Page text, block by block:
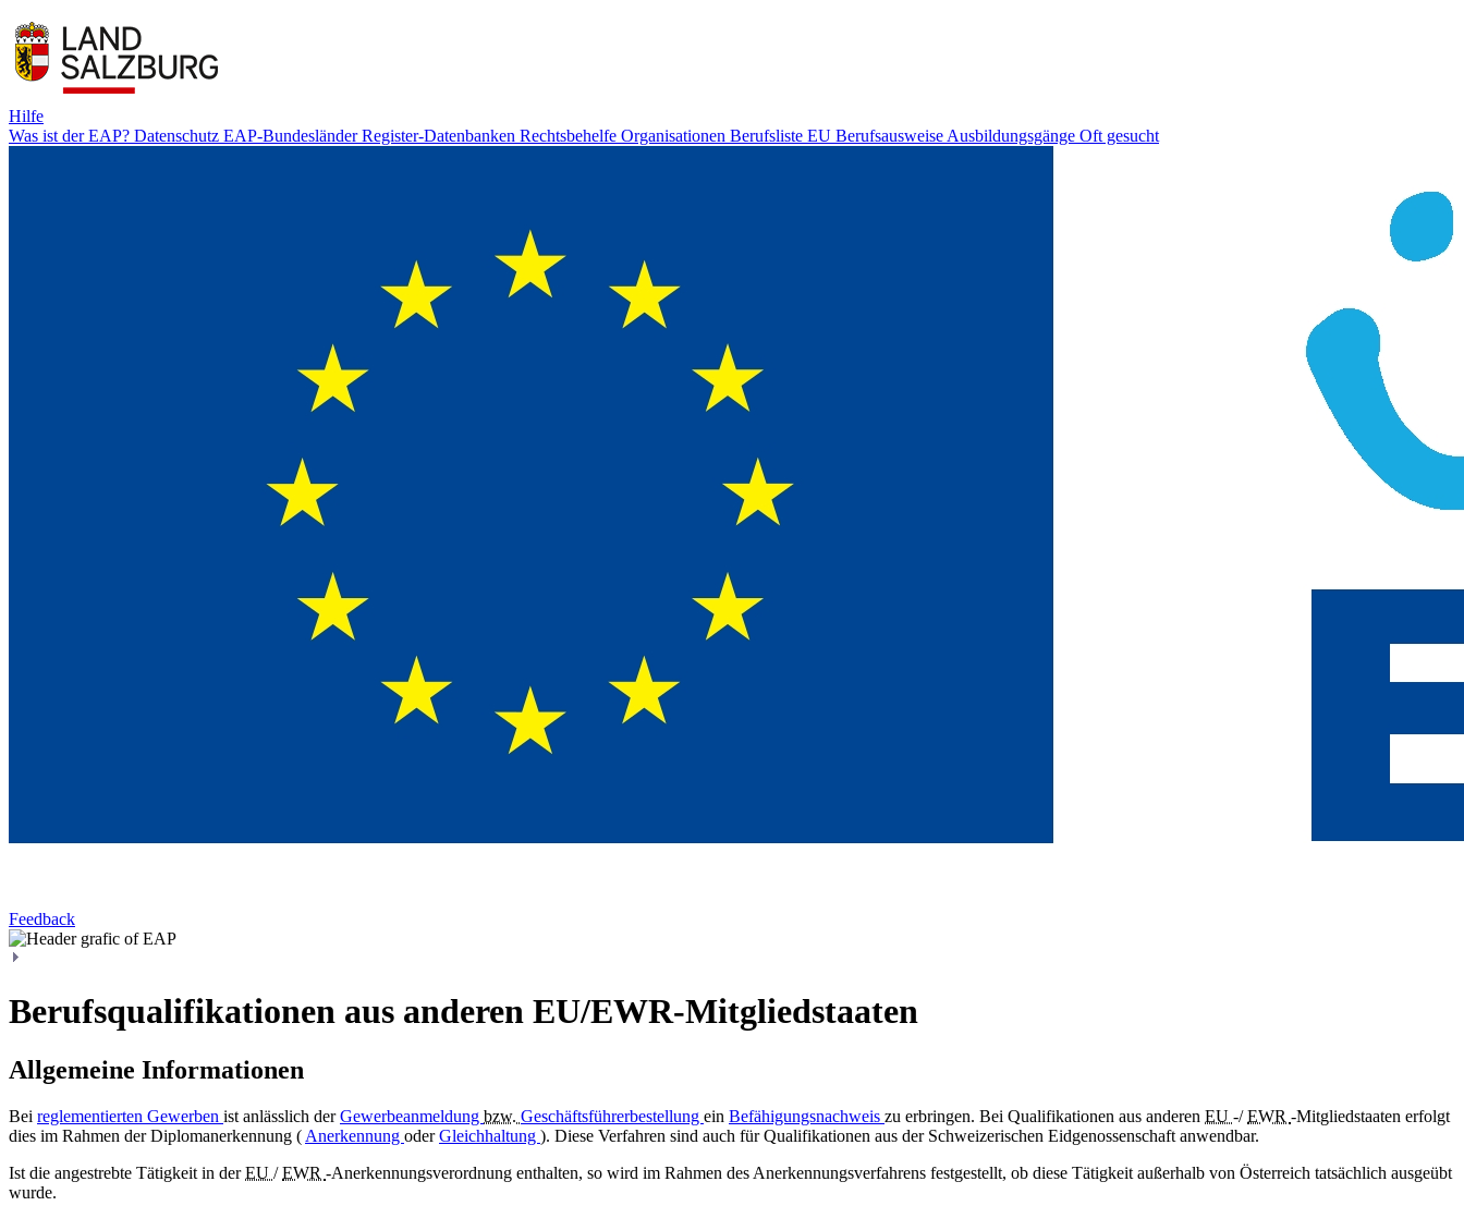
Hilfe
Was ist der EAP? Datenschutz EAP-BundesländerRegister-Datenbanken Rechtsbehelfe Organisationen Berufsliste EU Berufsausweise Ausbildungsgänge Oft gesucht
Feedback
Berufsqualifikationen aus anderen EU/EWR-Mitgliedstaaten
Allgemeine Informationen
Bei reglementierten Gewerben ist anlässlich derGewerbeanmeldung bzw. Geschäftsführerbestellung ein Befähigungsnachweis zu erbringen. Bei Qualifikationen aus anderen EU -/EWR -Mitgliedstaaten erfolgt
dies im Rahmen der Diplomanerkennung ( Anerkennung oderGleichhaltung ). Diese Verfahren sind auch für Qualifikationen aus der Schweizerischen Eidgenossenschaft anwendbar.
Ist die angestrebte Tätigkeit in derEU /EWR -Anerkennungsverordnung enthalten, so wird im Rahmen des Anerkennungsverfahrens festgestellt, ob diese Tätigkeit außerhalb von Österreich tatsächlich ausgeübt
wurde.